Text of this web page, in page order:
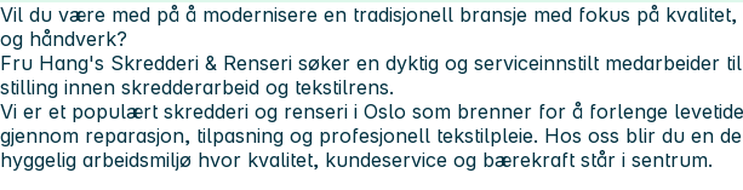
Vil du være med på å modernisere en tradisjonell bransje med fokus på
og håndverk?
Fru Hang's Skredderi & Renseri søker en dyktig og serviceinnstilt medarbeider
stilling innen skredderarbeid og tekstilrens.
Vi er et populært skredderi og renseri i Oslo som brenner for å forlenge
gjennom reparasjon, tilpasning og profesjonell tekstilpleie. Hos oss blir du en
hyggelig arbeidsmiljø hvor kvalitet, kundeservice og bærekraft står i sentrum.